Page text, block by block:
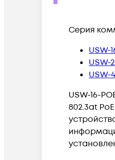
Серия
USW-
USW-
USW-
USW-16-
802.3at